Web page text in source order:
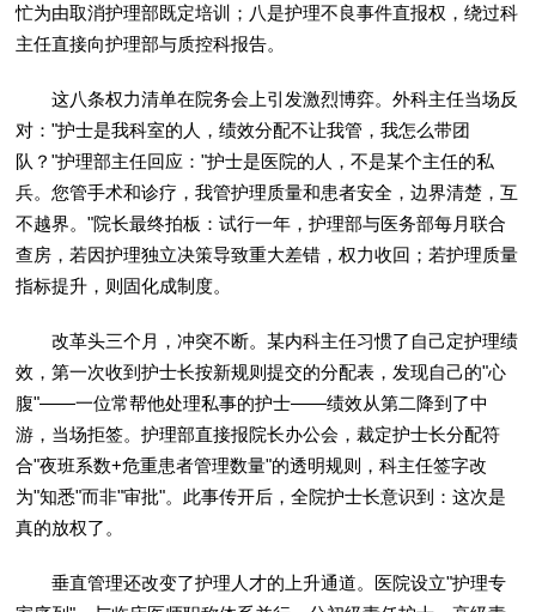
忙为由取消护理部既定培训；八是护理不良事件直报权，绕过科
主任直接向护理部与质控科报告。
这八条权力清单在院务会上引发激烈博弈。外科主任当场反
对："护士是我科室的人，绩效分配不让我管，我怎么带团
队？"护理部主任回应："护士是医院的人，不是某个主任的私
兵。您管手术和诊疗，我管护理质量和患者安全，边界清楚，互
不越界。"院长最终拍板：试行一年，护理部与医务部每月联合
查房，若因护理独立决策导致重大差错，权力收回；若护理质量
指标提升，则固化成制度。
改革头三个月，冲突不断。某内科主任习惯了自己定护理绩
效，第一次收到护士长按新规则提交的分配表，发现自己的"心
腹"——一位常帮他处理私事的护士——绩效从第二降到了中
游，当场拒签。护理部直接报院长办公会，裁定护士长分配符
合"夜班系数+危重患者管理数量"的透明规则，科主任签字改
为"知悉"而非"审批"。此事传开后，全院护士长意识到：这次是
真的放权了。
垂直管理还改变了护理人才的上升通道。医院设立"护理专